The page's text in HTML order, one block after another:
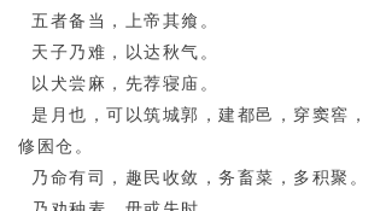
五者备当，上帝其飨。
天子乃难，以达秋气。
以犬尝麻，先荐寝庙。
是月也，可以筑城郭，建都邑，穿窦窖，
修囷仓。
乃命有司，趣民收敛，务畜菜，多积聚。